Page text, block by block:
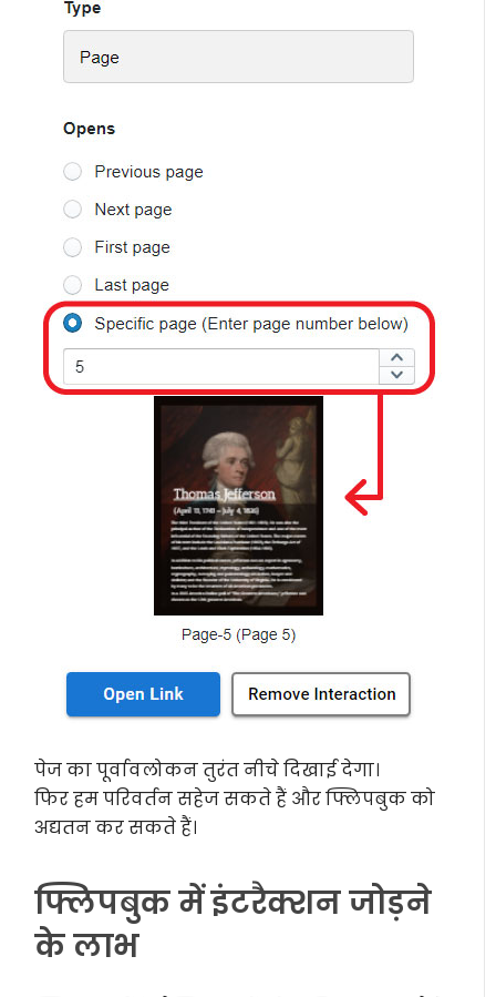
पेज का पूर्वावलोकन तुरंत नीचे दिखाई देगा।
फिर हम परिवर्तन सहेज सकते हैं और फ्लिपबुक को
अद्यतन कर सकते हैं।
फ्लिपबुक में इंटरैक्शन जोड़ने
के लाभ